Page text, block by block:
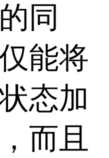
同
能将
态加
而且